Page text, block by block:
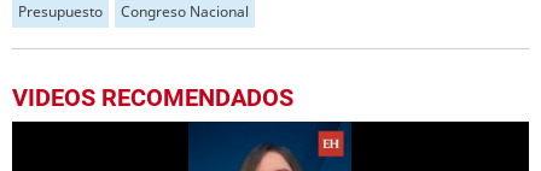
Presupuesto Congreso Nacional
VIDEOS RECOMENDADOS